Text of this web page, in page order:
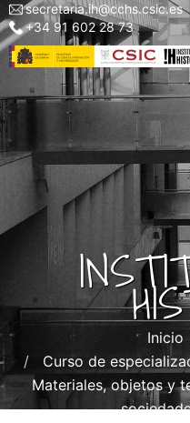
Pasar
al
contenido
Menu
top
left
secretaria.ih@cchs.csic.es
+34 91 602 28 73
Inicio
Curso de
Materiales, objetos y